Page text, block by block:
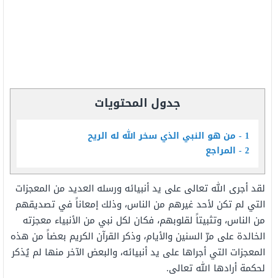
جدول المحتويات
1
من هو النبي الذي سخر الله له الريح
2 المراجع
لقد أجرى الله تعالى على يد أنبيائه ورسله العديد من المعجزات
التي لم تكن لأحد غيرهم من الناس، وذلك إمعاناً في تصديقهم
من الناس، وتثبيتاً لقلوبهم، فكان لكل نبي من الأنبياء معجزته
الخالدة على مرّ السنين والأيام، وذكر القرآن الكريم بعضاً من هذه
المعجزات التي أجراها على يد أنبيائه، والبعض الآخر منها لم يُذكر
لحكمة أرادها الله تعالى.